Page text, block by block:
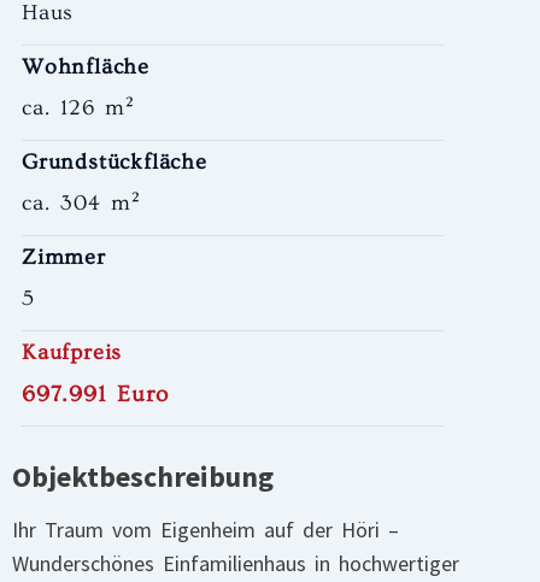
Haus
Wohnfläche
ca. 126 m²
Grundstückfläche
ca. 304 m²
Zimmer
5
Kaufpreis
697.991 Euro
Objektbeschreibung
Ihr Traum vom Eigenheim auf der Höri –
Wunderschönes Einfamilienhaus in hochwertiger